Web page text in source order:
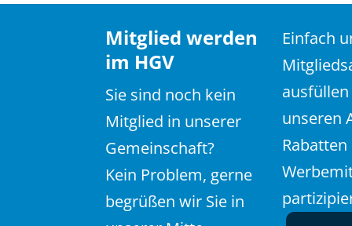
Mitglied werden
im HGV
Sie sind noch kein
Mitglied in unserer
Gemeinschaft?
Kein Problem, gerne
begrüßen wir Sie in
Einfach
unseren